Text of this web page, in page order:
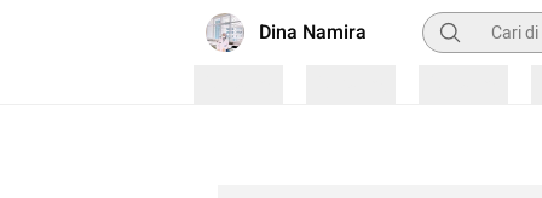
Dina Namira Pencarian